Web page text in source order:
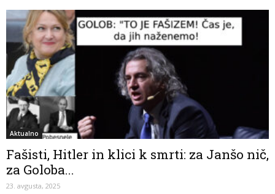
Aktualno
Fašisti, Hitler in klici k smrti: za Janšo nič,
za Goloba...
23. avgusta, 2025